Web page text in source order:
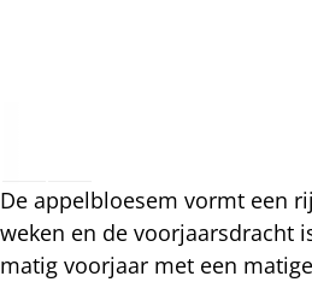
De appelbloesem vormt een
weken en de voorjaarsdracht
matig voorjaar met een